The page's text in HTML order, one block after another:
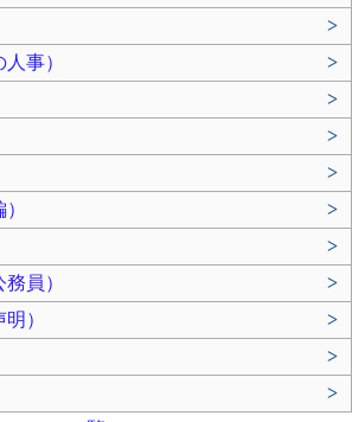
>
事）
>
>
>
>
>
>
員）
>
）
>
>
>